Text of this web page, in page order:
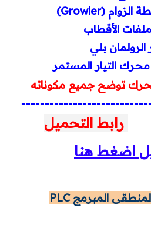
الزوام (Growler
)
ملفات الأقطاب
الرولمان بلي
التيار المستمر
توضح جميع مكوناته
رابط التحميل
اضغط هنا
كتاب : برمجة التحكم المنطقى المبرمج PLC